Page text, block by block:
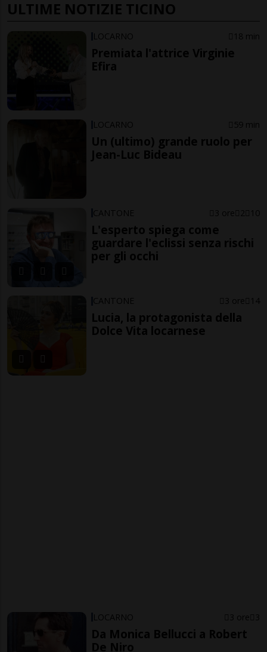
ULTIME NOTIZIE TICINO
LOCARNO 18 min
Premiata l'attrice Virginie
Efira
LOCARNO 59 min
Un (ultimo) grande ruolo per
Jean-Luc Bideau
CANTONE 3 ore 2 10
L'esperto spiega come
guardare l'eclissi senza rischi
per gli occhi
CANTONE 3 ore 14
Lucia, la protagonista della
Dolce Vita locarnese
LOCARNO 3 ore 3
Da Monica Bellucci a Robert
De Niro